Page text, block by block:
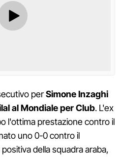
perSimone Inzaghi
al Mondiale per Club. L'ex
l'ottima prestazione contro il
uno 0-0 contro il
della squadra araba,